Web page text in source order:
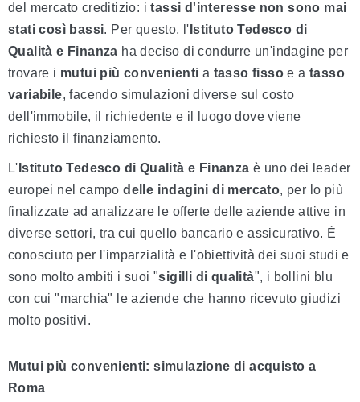
del mercato creditizio: itassi d'interesse non sono mai
stati così bassi. Per questo, l' Istituto Tedesco di
Qualità e Finanza ha deciso di condurre un'indagine per
trovare i mutui più convenienti a tasso fisso e atasso
variabile, facendo simulazioni diverse sul costo
dell'immobile, il richiedente e il luogo dove viene
richiesto il finanziamento.
L' Istituto Tedesco di Qualità e Finanzaè uno dei leader
europei nel campodelle indagini di mercato, per lo più
finalizzate ad analizzare le offerte delle aziende attive in
diverse settori, tra cui quello bancario e assicurativo. È
conosciuto per l'imparzialità e l'obiettività dei suoi studi e
sono molto ambiti i suoi "sigilli di qualità", i bollini blu
con cui "marchia" le aziende che hanno ricevuto giudizi
molto positivi.
Mutui più convenienti: simulazione di acquisto a
Roma